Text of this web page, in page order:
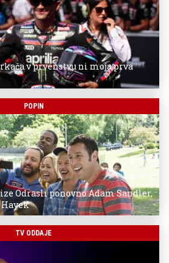
v prvenstvu ni moja prva
POPIN
Odrasli ponovno Adam Sandler,
TV ODDAJE